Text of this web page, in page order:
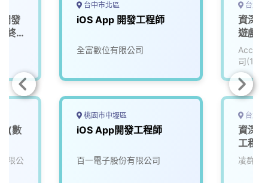
發
終
(數
限公
台中市北區
iOS App 開發工程師
全富數位有限公司
桃園市中壢區
iOS App開發工程師
百一電子股份有限公司
台北
資深
遊戲
司
台北
資深
工程
凌群電